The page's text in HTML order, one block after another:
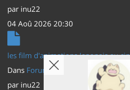
par inu22
04 Aoû 2026 20:30
les film d'animations Japonais au
Dans Forum Principal
Actus (TV,
par inu22